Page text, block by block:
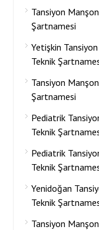
Tansiyon
Şartnamesi
Yetişkin
Teknik
Tansiyon
Şartnamesi
Pediatrik
Teknik
Pediatrik
Teknik
Yenidoğan
Teknik
Tansiyon